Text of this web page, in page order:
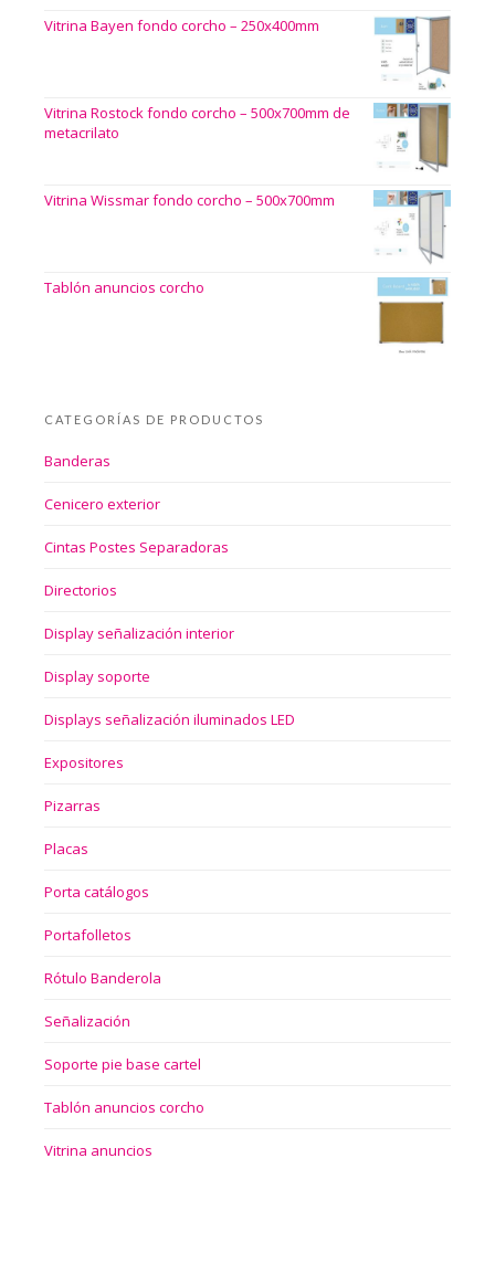
Vitrina Bayen fondo corcho – 250x400mm
Vitrina Rostock fondo corcho – 500x700mm de
metacrilato
Vitrina Wissmar fondo corcho – 500x700mm
Tablón anuncios corcho
CATEGORÍAS DE PRODUCTOS
Banderas
Cenicero exterior
Cintas Postes Separadoras
Directorios
Display señalización interior
Display soporte
Displays señalización iluminados LED
Expositores
Pizarras
Placas
Porta catálogos
Portafolletos
Rótulo Banderola
Señalización
Soporte pie base cartel
Tablón anuncios corcho
Vitrina anuncios